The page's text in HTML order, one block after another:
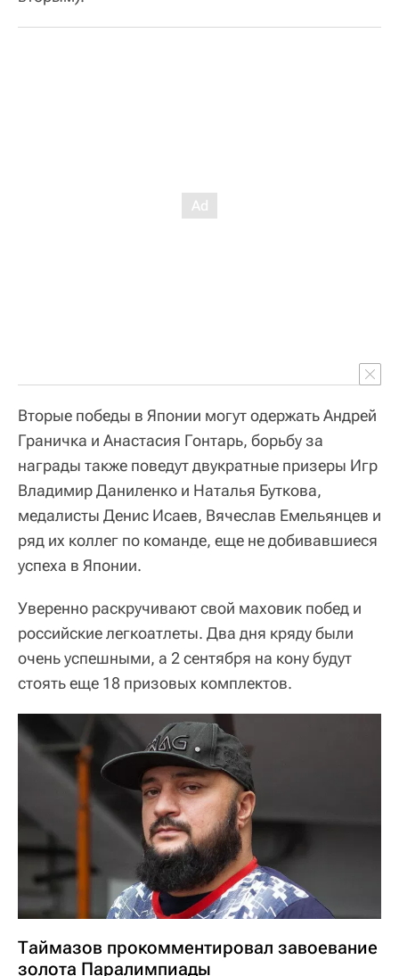
Вторые победы в Японии могут одержать Андрей
Граничка и Анастасия Гонтарь, борьбу за
награды также поведут двукратные призеры Игр
Владимир Даниленко и Наталья Буткова,
медалисты Денис Исаев, Вячеслав Емельянцев и
ряд их коллег по команде, еще не добивавшиеся
успеха в Японии.
Уверенно раскручивают свой маховик побед и
российские легкоатлеты. Два дня кряду были
очень успешными, а 2 сентября на кону будут
стоять еще 18 призовых комплектов.
Таймазов прокомментировал завоевание
золота Паралимпиады